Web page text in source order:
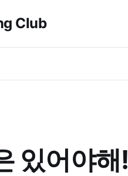
Club
있어야해!